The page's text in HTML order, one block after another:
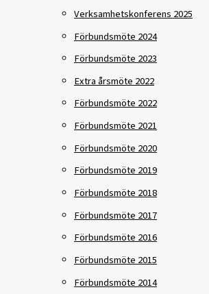
Verksamhetskonferens 2025
Förbundsmöte 2024
Förbundsmöte 2023
Extra årsmöte 2022
Förbundsmöte 2022
Förbundsmöte 2021
Förbundsmöte 2020
Förbundsmöte 2019
Förbundsmöte 2018
Förbundsmöte 2017
Förbundsmöte 2016
Förbundsmöte 2015
Förbundsmöte 2014